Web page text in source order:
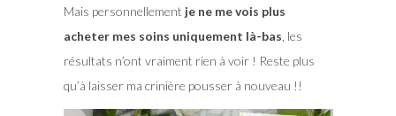
Mais personnellement je ne me vois plus
acheter mes soins uniquement là-bas , les
résultats n’ont vraiment rien à voir ! Reste plus
qu’à laisser ma crinière pousser à nouveau !!